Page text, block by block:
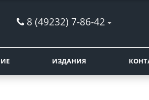
8 (49232) 7-86-42
ИЗДАНИЯ